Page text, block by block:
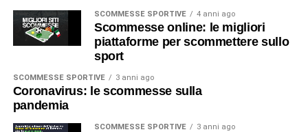
SCOMMESSE SPORTIVE 4 anni ago
Scommesse online: le migliori
piattaforme per scommettere sullo
sport
SCOMMESSE SPORTIVE 3 anni ago
Coronavirus: le scommesse sulla
pandemia
SCOMMESSE SPORTIVE 3 anni ago